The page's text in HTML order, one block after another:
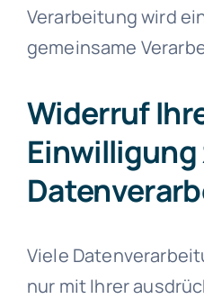
Verarbeitung wird
gemeinsame
Widerruf
Einwilligung
Viele
nur mit Ihrer